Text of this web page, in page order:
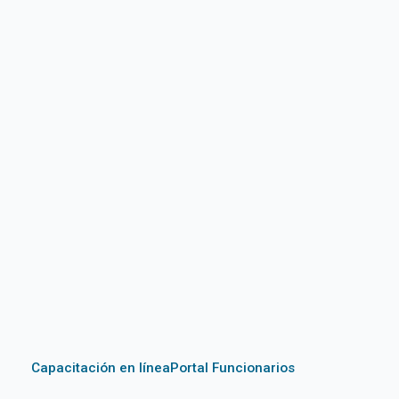
Capacitación en líneaPortal Funcionarios